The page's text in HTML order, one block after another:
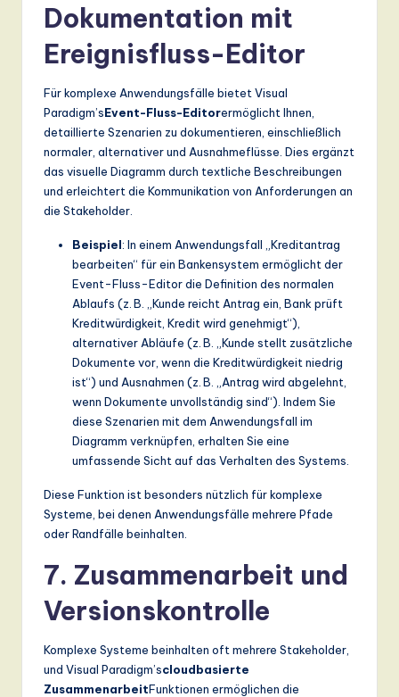
Dokumentation mit
Ereignisfluss-Editor
Für komplexe Anwendungsfälle bietet Visual
Paradigm’sEvent-Fluss-Editorermöglicht Ihnen,
detaillierte Szenarien zu dokumentieren, einschließlich
normaler, alternativer und Ausnahmeflüsse. Dies ergänzt
das visuelle Diagramm durch textliche Beschreibungen
und erleichtert die Kommunikation von Anforderungen an
die Stakeholder.
Beispiel: In einem Anwendungsfall „Kreditantrag
bearbeiten“ für ein Bankensystem ermöglicht der
Event-Fluss-Editor die Definition des normalen
Ablaufs (z. B. „Kunde reicht Antrag ein, Bank prüft
Kreditwürdigkeit, Kredit wird genehmigt“),
alternativer Abläufe (z. B. „Kunde stellt zusätzliche
Dokumente vor, wenn die Kreditwürdigkeit niedrig
ist“) und Ausnahmen (z. B. „Antrag wird abgelehnt,
wenn Dokumente unvollständig sind“). Indem Sie
diese Szenarien mit dem Anwendungsfall im
Diagramm verknüpfen, erhalten Sie eine
umfassende Sicht auf das Verhalten des Systems.
Diese Funktion ist besonders nützlich für komplexe
Systeme, bei denen Anwendungsfälle mehrere Pfade
oder Randfälle beinhalten.
7. Zusammenarbeit und
Versionskontrolle
Komplexe Systeme beinhalten oft mehrere Stakeholder,
und Visual Paradigm’scloudbasierte
ZusammenarbeitFunktionen ermöglichen die